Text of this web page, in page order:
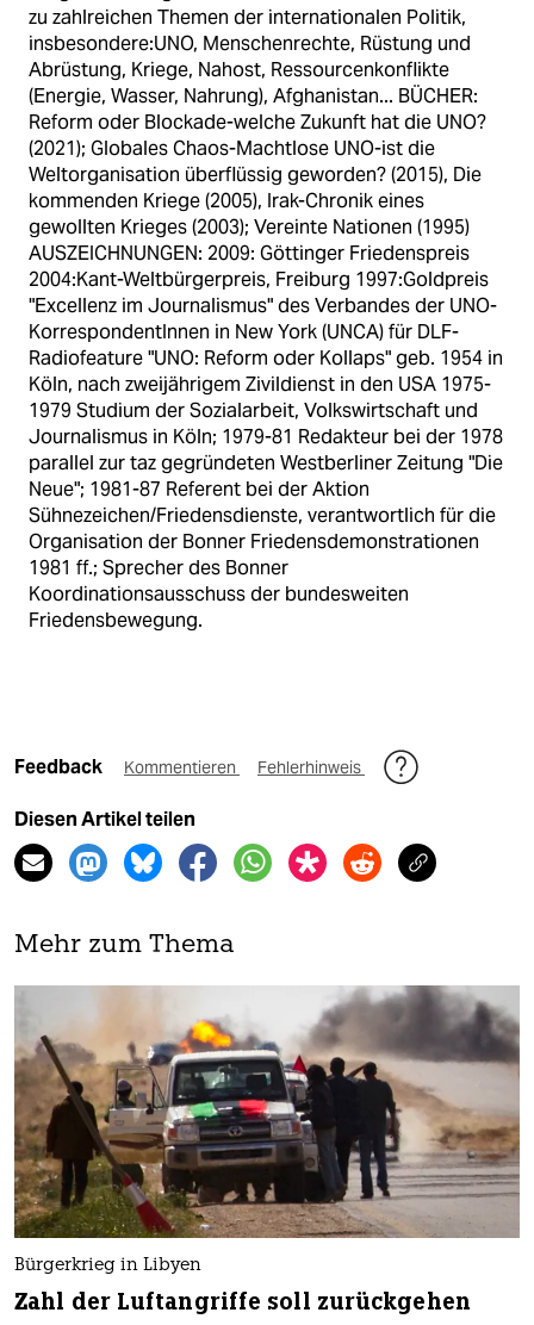
zu zahlreichen Themen der internationalen Politik,
insbesondere:UNO, Menschenrechte, Rüstung und
Abrüstung, Kriege, Nahost, Ressourcenkonflikte
(Energie, Wasser, Nahrung), Afghanistan... BÜCHER:
Reform oder Blockade-welche Zukunft hat die UNO?
(2021); Globales Chaos-Machtlose UNO-ist die
Weltorganisation überflüssig geworden? (2015), Die
kommenden Kriege (2005), Irak-Chronik eines
gewollten Krieges (2003); Vereinte Nationen (1995)
AUSZEICHNUNGEN: 2009: Göttinger Friedenspreis
2004:Kant-Weltbürgerpreis, Freiburg 1997:Goldpreis
"Excellenz im Journalismus" des Verbandes der UNO-
KorrespondentInnen in New York (UNCA) für DLF-
Radiofeature "UNO: Reform oder Kollaps" geb. 1954 in
Köln, nach zweijährigem Zivildienst in den USA 1975-
1979 Studium der Sozialarbeit, Volkswirtschaft und
Journalismus in Köln; 1979-81 Redakteur bei der 1978
parallel zur taz gegründeten Westberliner Zeitung "Die
Neue"; 1981-87 Referent bei der Aktion
Sühnezeichen/Friedensdienste, verantwortlich für die
Organisation der Bonner Friedensdemonstrationen
1981 ff.; Sprecher des Bonner
Koordinationsausschuss der bundesweiten
Friedensbewegung.
Feedback Kommentieren Fehlerhinweis
Diesen Artikel teilen
Mehr zum Thema
Bürgerkrieg in Libyen
Zahl der Luftangriffe soll zurückgehen